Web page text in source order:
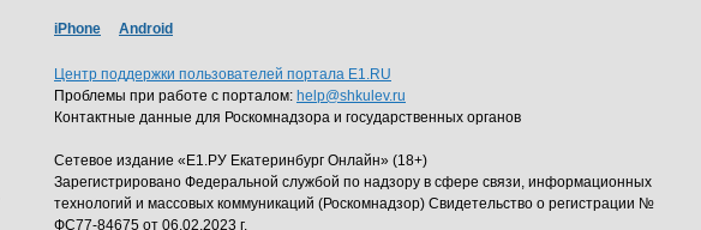
iPhone Android
Центр поддержки пользователей портала E1.RU
Проблемы при работе с порталом: help@shkulev.ru
Контактные данные для Роскомнадзора и государственных органов
Сетевое издание «Е1.РУ Екатеринбург Онлайн» (18+)
Зарегистрировано Федеральной службой по надзору в сфере связи, информационных
технологий и массовых коммуникаций (Роскомнадзор) Свидетельство о регистрации №
ФС77-84675 от 06.02.2023 г.